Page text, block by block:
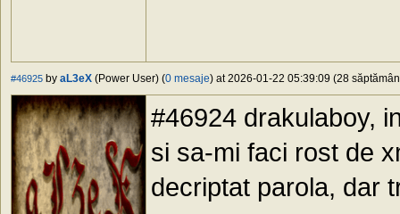
#46925 by aL3eX (Power User) (0 mesaje) at 2026-01-22 05:39:09 (28
#46924 drakulaboy,
si sa-mi faci rost de
decriptat parola, dar